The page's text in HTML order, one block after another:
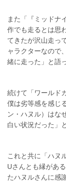
また「『ミッドナ
作でも走るとは思
てきたが沢山走っ
ャラクターなので
緒に走った」と語
続けて「ワールド
僕は劣等感を感じ
ン・ハヌル）はな
白い状況だった」
これと共に「ハヌ
Uさんとも縁があ
たハヌルさんに感